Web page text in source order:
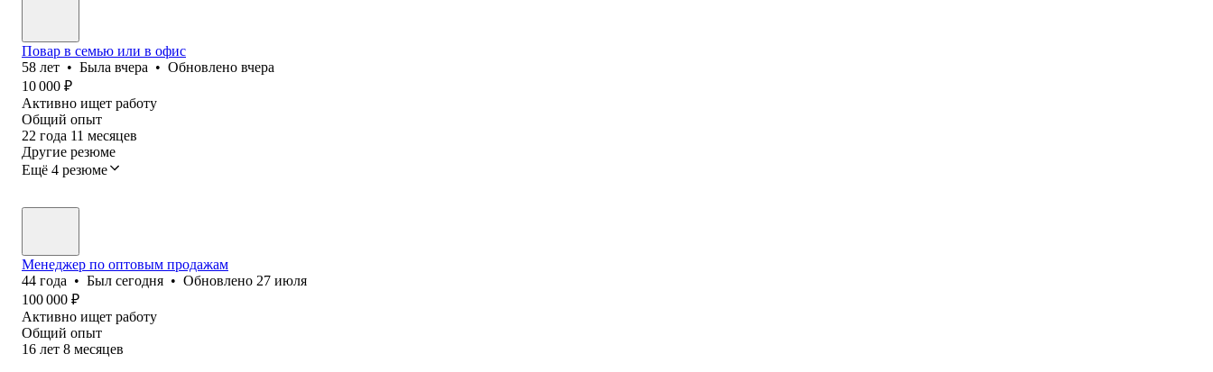
Повар в семью или в офис
58 лет • Была вчера • Обновлено вчера
10 000 ₽
Активно ищет работу
Общий опыт
22 года 11 месяцев
Другие резюме
Ещё 4 резюме
Менеджер по оптовым продажам
44 года • Был сегодня • Обновлено 27 июля
100 000 ₽
Активно ищет работу
Общий опыт
16 лет 8 месяцев